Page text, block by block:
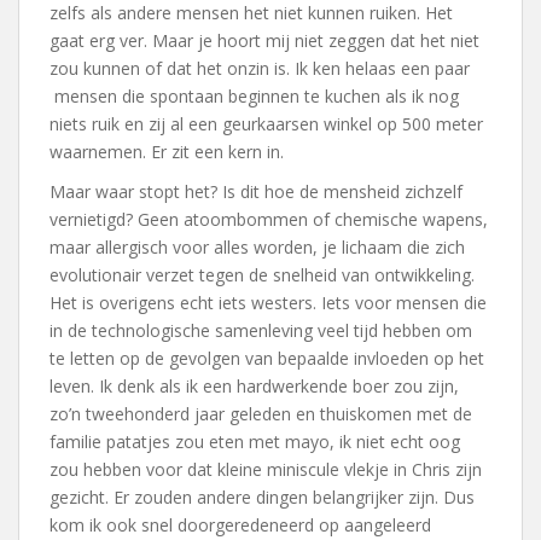
zelfs als andere mensen het niet kunnen ruiken. Het
gaat erg ver. Maar je hoort mij niet zeggen dat het niet
zou kunnen of dat het onzin is. Ik ken helaas een paar
mensen die spontaan beginnen te kuchen als ik nog
niets ruik en zij al een geurkaarsen winkel op 500 meter
waarnemen. Er zit een kern in.
Maar waar stopt het? Is dit hoe de mensheid zichzelf
vernietigd? Geen atoombommen of chemische wapens,
maar allergisch voor alles worden, je lichaam die zich
evolutionair verzet tegen de snelheid van ontwikkeling.
Het is overigens echt iets westers. Iets voor mensen die
in de technologische samenleving veel tijd hebben om
te letten op de gevolgen van bepaalde invloeden op het
leven. Ik denk als ik een hardwerkende boer zou zijn,
zo’n tweehonderd jaar geleden en thuiskomen met de
familie patatjes zou eten met mayo, ik niet echt oog
zou hebben voor dat kleine miniscule vlekje in Chris zijn
gezicht. Er zouden andere dingen belangrijker zijn. Dus
kom ik ook snel doorgeredeneerd op aangeleerd